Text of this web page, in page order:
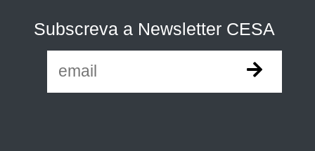
Subscreva a Newsletter CESA